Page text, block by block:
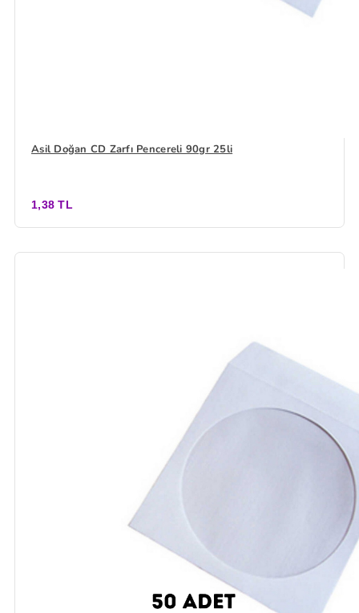
Asil Doğan CD Zarfı Pencereli 90gr 25li
1,38 TL